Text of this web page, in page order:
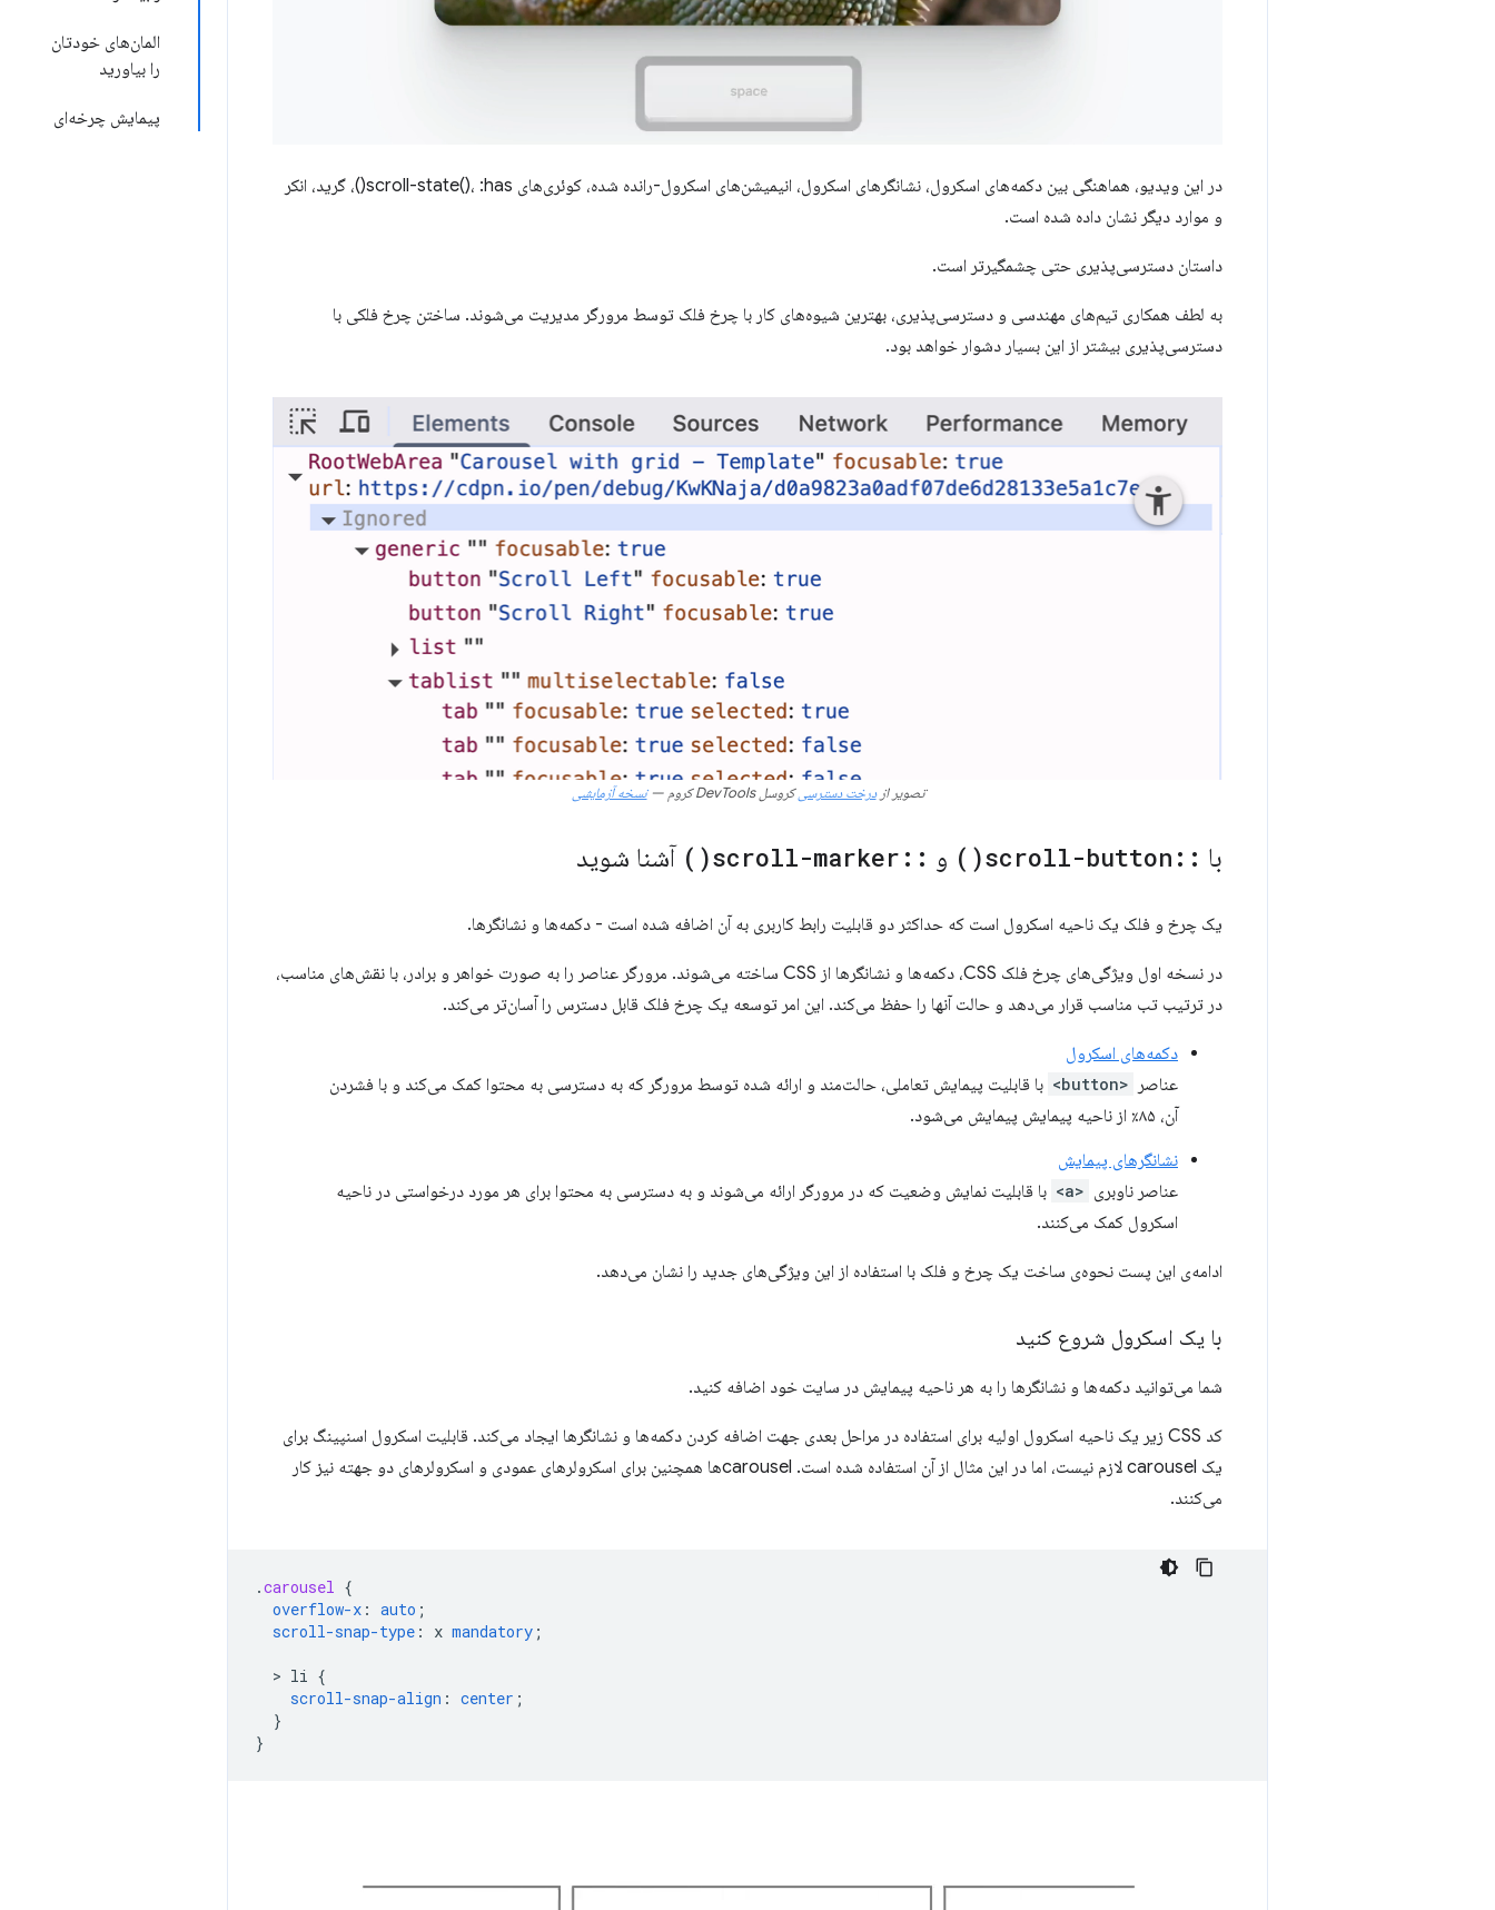
المان‌های خودتان
را بیاورید
پیمایش چرخه‌ای
در این ویدیو، هماهنگی بین دکمه‌های اسکرول، نشانگرهای اسکرول، انیمیشن‌های اسکرول-رانده شده، کوئری‌های scroll-state()، :has()، گرید، انکر
و موارد دیگر نشان داده شده است.
داستان دسترسی‌پذیری حتی چشمگیرتر است.
به لطف همکاری تیم‌های مهندسی و دسترسی‌پذیری، بهترین شیوه‌های کار با چرخ فلک توسط مرورگر مدیریت می‌شوند. ساختن چرخ فلکی با
دسترسی‌پذیری بیشتر از این بسیار دشوار خواهد بود.
تصویر ازدرخت دسترسیکروسل DevTools کروم — نسخه آزمایشی
با ::
scroll-button(
) و ::
scroll-marker(
) آشنا شوید
یک چرخ و فلک یک ناحیه اسکرول است که حداکثر دو قابلیت رابط کاربری به آن اضافه شده است - دکمه‌ها و نشانگرها.
در نسخه اول ویژگی‌های چرخ فلک CSS، دکمه‌ها و نشانگرها از CSS ساخته می‌شوند. مرورگر عناصر را به صورت خواهر و برادر، با نقش‌های مناسب،
در ترتیب تب مناسب قرار می‌دهد و حالت آنها را حفظ می‌کند. این امر توسعه یک چرخ فلک قابل دسترس را آسان‌تر می‌کند.
دکمه‌های اسکرول
عناصر
<button>
با قابلیت پیمایش تعاملی، حالت‌مند و ارائه شده توسط مرورگر که به دسترسی به محتوا کمک می‌کند و با فشردن
آن، ۸۵٪ از ناحیه پیمایش پیمایش می‌شود.
نشانگرهای پیمایش
عناصر ناوبری <a>
با قابلیت نمایش وضعیت که در مرورگر ارائه می‌شوند و به دسترسی به محتوا برای هر مورد درخواستی در ناحیه
اسکرول کمک می‌کنند.
ادامه‌ی این پست نحوه‌ی ساخت یک چرخ و فلک با استفاده از این ویژگی‌های جدید را نشان می‌دهد.
با یک اسکرول شروع کنید
شما می‌توانید دکمه‌ها و نشانگرها را به هر ناحیه پیمایش در سایت خود اضافه کنید.
کد CSS زیر یک ناحیه اسکرول اولیه برای استفاده در مراحل بعدی جهت اضافه کردن دکمه‌ها و نشانگرها ایجاد می‌کند. قابلیت اسکرول اسنپینگ برای
یک carousel لازم نیست، اما در این مثال از آن استفاده شده است. carouselها همچنین برای اسکرولرهای عمودی و اسکرولرهای دو جهته نیز کار
می‌کنند.
.carousel {
overflow-x : auto ;
scroll-snap-type : x mandatory ;
  >
li {
scroll-snap-align : center ;
}
}